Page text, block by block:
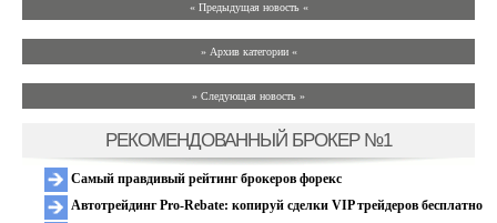
« Предыдущая новость «
» Архив категории «
» Следующая новость »
РЕКОМЕНДОВАННЫЙ БРОКЕР №1
Самый правдивый рейтинг брокеров форекс
Автотрейдинг Pro-Rebate: копируй сделки VIP трейдеров бесплатно